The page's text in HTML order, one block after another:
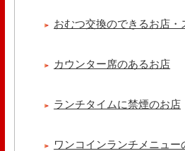
【 よもぎ蒸しやリラクゼーション専
クゼーション店を専..
おむつ交換のできるお店・
カウンター席のあるお店
ランチタイムに禁煙のお店
ワンコインランチメニュー